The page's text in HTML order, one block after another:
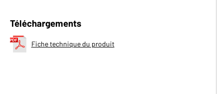
Téléchargements
Fiche technique du produit